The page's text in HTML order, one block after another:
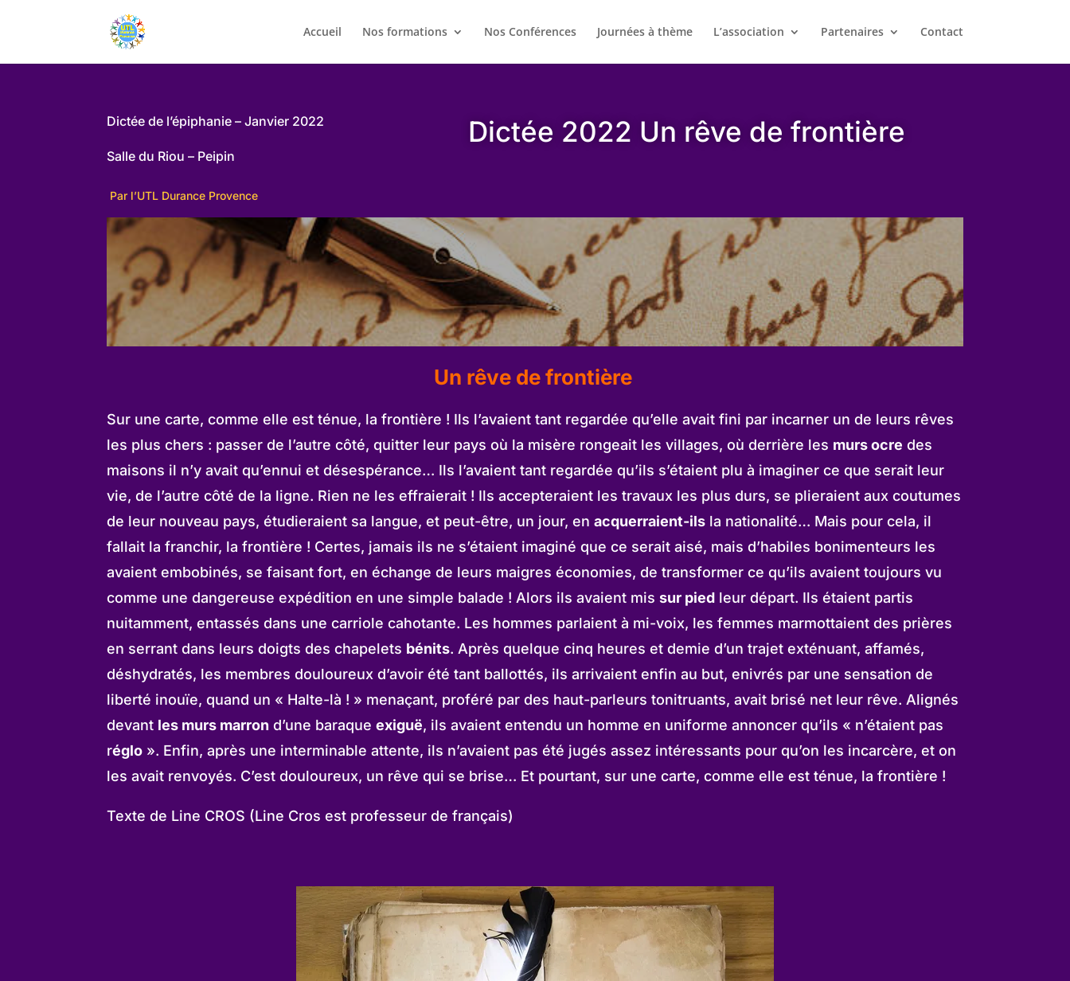
Accueil Nos formations Nos Conférences Journées à thème L’association Partenaires Contact
Dictée de l’épiphanie – Janvier 2022
Salle du Riou – Peipin
Par l’UTL Durance Provence
Dictée 2022 Un rêve de frontière
Un rêve de frontière
Sur une carte, comme elle est ténue, la frontière ! Ils l’avaient tant regardée qu’elle avait fini par incarner un de leurs rêves
les plus chers : passer de l’autre côté, quitter leur pays où la misère rongeait les villages, où derrière les murs ocre des
maisons il n’y avait qu’ennui et désespérance… Ils l’avaient tant regardée qu’ils s’étaient plu à imaginer ce que serait leur
vie, de l’autre côté de la ligne. Rien ne les effraierait ! Ils accepteraient les travaux les plus durs, se plieraient aux coutumes
de leur nouveau pays, étudieraient sa langue, et peut-être, un jour, enacquerraient-ils la nationalité… Mais pour cela, il
fallait la franchir, la frontière ! Certes, jamais ils ne s’étaient imaginé que ce serait aisé, mais d’habiles bonimenteurs les
avaient embobinés, se faisant fort, en échange de leurs maigres économies, de transformer ce qu’ils avaient toujours vu
comme une dangereuse expédition en une simple balade ! Alors ils avaient missur pied leur départ. Ils étaient partis
nuitamment, entassés dans une carriole cahotante. Les hommes parlaient à mi-voix, les femmes marmottaient des prières
en serrant dans leurs doigts des chapelets bénits. Après quelque cinq heures et demie d’un trajet exténuant, affamés,
déshydratés, les membres douloureux d’avoir été tant ballottés, ils arrivaient enfin au but, enivrés par une sensation de
liberté inouïe, quand un « Halte-là ! » menaçant, proféré par des haut-parleurs tonitruants, avait brisé net leur rêve. Alignés
devant les murs marron d’une baraqueexiguë, ils avaient entendu un homme en uniforme annoncer qu’ils « n’étaient pas
réglo ». Enfin, après une interminable attente, ils n’avaient pas été jugés assez intéressants pour qu’on les incarcère, et on
les avait renvoyés. C’est douloureux, un rêve qui se brise… Et pourtant, sur une carte, comme elle est ténue, la frontière !
Texte de Line CROS (Line Cros est professeur de français)